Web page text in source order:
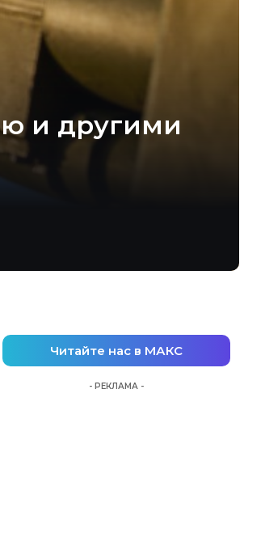
и другими
Читайте нас в МАКС
- РЕКЛАМА -